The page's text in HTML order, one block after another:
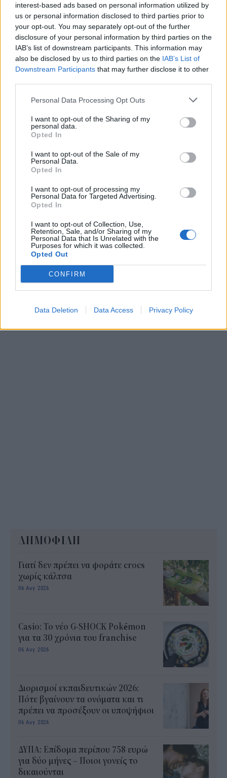
interest-based ads based on personal information utilized by
us or personal information disclosed to third parties prior to
your opt-out. You may separately opt-out of the further
disclosure of your personal information by third parties on the
IAB’s list of downstream participants. This information may
also be disclosed by us to third parties on the IAB’s List of
Downstream Participants that may further disclose it to other
Personal Data Processing Opt Outs
I want to opt-out of the Sharing of my
personal data.
Opted In
I want to opt-out of the Sale of my
Personal Data.
Opted In
I want to opt-out of processing my
Personal Data for Targeted Advertising.
Opted In
I want to opt-out of Collection, Use,
Retention, Sale, and/or Sharing of my
Personal Data that Is Unrelated with the
Purposes for which it was collected.
Opted Out
CONFIRM
Data Deletion Data Access Privacy Policy
Τι λέει το βιβλίο που διαβάζεις το καλοκαίρι για
εσένα
15:33
Humanity Greece: 24ωρη στήριξη στα πύρινα
Ηχηρό καμπανάκι κινδύνου από τις διεθνείς
τιμές των τροφίμων
Σε εξέλιξη οι αιτήσεις για το «Τουρισμός για
13:15
ζεστές περιοχές
12:47
Νέος "φόρος" στα τσιγάρα για τις πυρκαγιές: Η
πρόταση για να πληρώνουν οι καπνοβιομηχανίες
350 εκατ. ευρώ τον χρόνο
ΔΥΠΑ: Επίδομα περίπου 758 ευρώ για δύο μήνες
ΔΗΜΟΦΙΛΗ
Γιατί δεν πρέπει να φοράτε crocs
χωρίς κάλτσα
06 Αυγ 2026
Casio: Το νέο G-SHOCK Pokémon
για τα 30 χρόνια του franchise
06 Αυγ 2026
Διορισμοί εκπαιδευτικών 2026:
Πότε βγαίνουν τα ονόματα και τι
πρέπει να προσέξουν οι υποψήφιοι
06 Αυγ 2026
ΔΥΠΑ: Επίδομα περίπου 758 ευρώ
για δύο μήνες – Ποιοι γονείς το
δικαιούνται